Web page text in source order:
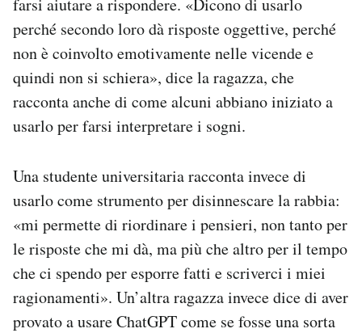
farsi aiutare a rispondere. «Dicono di usarlo
perché secondo loro dà risposte oggettive, perché
non è coinvolto emotivamente nelle vicende e
quindi non si schiera», dice la ragazza, che
racconta anche di come alcuni abbiano iniziato a
usarlo per farsi interpretare i sogni.
Una studente universitaria racconta invece di
usarlo come strumento per disinnescare la rabbia:
«mi permette di riordinare i pensieri, non tanto per
le risposte che mi dà, ma più che altro per il tempo
che ci spendo per esporre fatti e scriverci i miei
ragionamenti». Un’altra ragazza invece dice di aver
provato a usare ChatGPT come se fosse una sorta